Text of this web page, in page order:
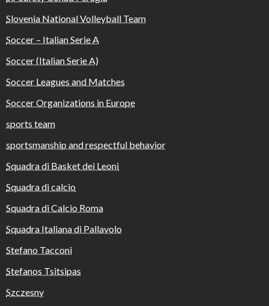
Slovenia National Volleyball Team
Soccer – Italian Serie A
Soccer (Italian Serie A)
Soccer Leagues and Matches
Soccer Organizations in Europe
sports team
sportsmanship and respectful behavior
Squadra di Basket dei Leoni
Squadra di calcio
Squadra di Calcio Roma
Squadra Italiana di Pallavolo
Stefano Tacconi
Stefanos Tsitsipas
Szczesny